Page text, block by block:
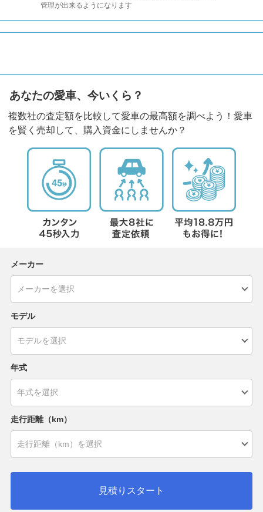
管理が出来るようになります
あなたの愛車、今いくら？
複数社の査定額を比較して愛車の最高額を調べよう！愛車
を賢く売却して、購入資金にしませんか？
メーカー
モデル
年式
走行距離（km）
見積りスタート